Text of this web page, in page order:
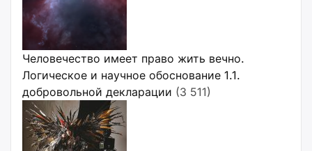
Человечество имеет право жить вечно.
Логическое и научное обоснование 1.1.
добровольной декларации (3 511)